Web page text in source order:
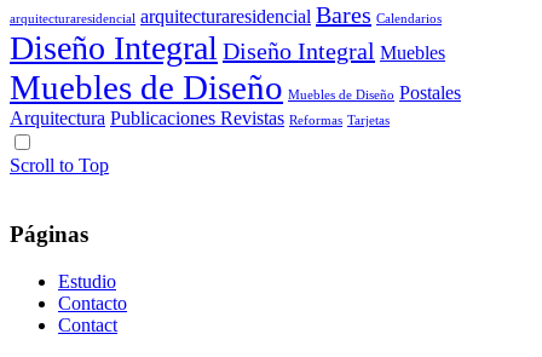
arquitecturaresidencial arquitecturaresidencial Bares Calendarios
Diseño Integral Diseño Integral Muebles
Muebles de Diseño Muebles de Diseño Postales
Arquitectura Publicaciones Revistas Reformas Tarjetas
Scroll to Top
Páginas
Estudio
Contacto
Contact